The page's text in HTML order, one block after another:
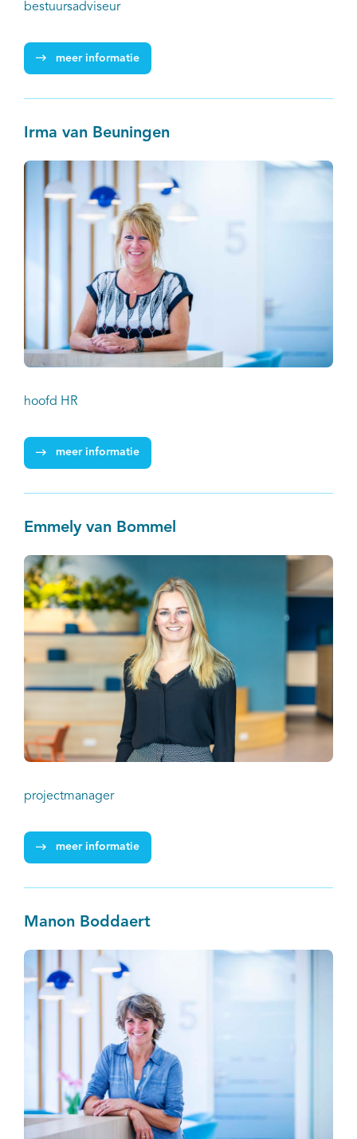
bestuursadviseur
meer informatie
Irma van Beuningen
hoofd HR
meer informatie
Emmely van Bommel
projectmanager
meer informatie
Manon Boddaert